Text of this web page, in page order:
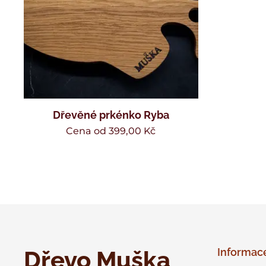
Dřevěné prkénko Ryba
Cena od399,00 Kč
Dřevo Muška